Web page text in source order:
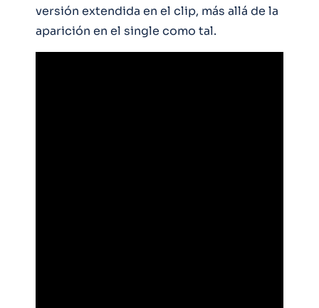
versión extendida en el clip, más allá de la
aparición en el single como tal.